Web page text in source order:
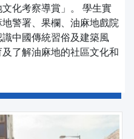
化考察導賞」。 學生實
警署、果欄、油麻地戲院
中國傳統習俗及建築風
了解油麻地的社區文化和